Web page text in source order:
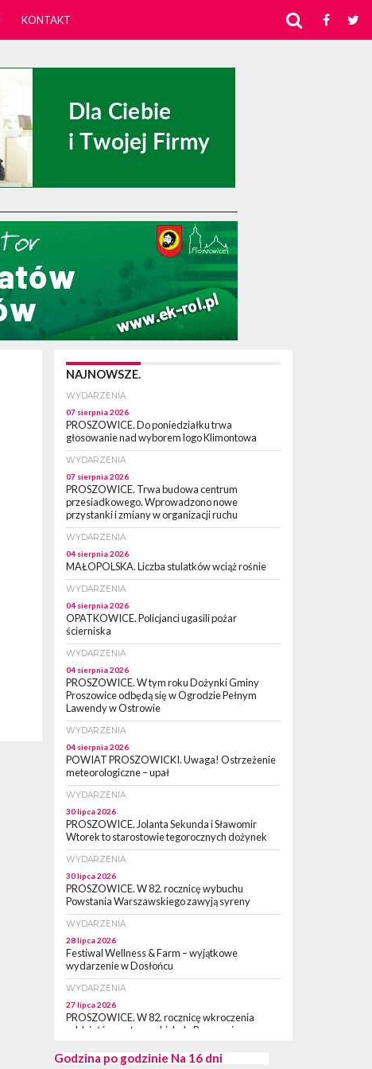
KONTAKT
NAJNOWSZE.
WYDARZENIA
07 sierpnia 2026
PROSZOWICE. Do poniedziałku trwa
głosowanie nad wyborem logo Klimontowa
WYDARZENIA
07 sierpnia 2026
PROSZOWICE. Trwa budowa centrum
przesiadkowego. Wprowadzono nowe
przystanki i zmiany w organizacji ruchu
WYDARZENIA
04 sierpnia 2026
MAŁOPOLSKA. Liczba stulatków wciąż rośnie
WYDARZENIA
04 sierpnia 2026
OPATKOWICE. Policjanci ugasili pożar
ścierniska
WYDARZENIA
04 sierpnia 2026
PROSZOWICE. W tym roku Dożynki Gminy
Proszowice odbędą się w Ogrodzie Pełnym
Lawendy w Ostrowie
WYDARZENIA
04 sierpnia 2026
POWIAT PROSZOWICKI. Uwaga! Ostrzeżenie
meteorologiczne – upał
WYDARZENIA
30 lipca 2026
PROSZOWICE. Jolanta Sekunda i Sławomir
Wtorek to starostowie tegorocznych dożynek
WYDARZENIA
30 lipca 2026
PROSZOWICE. W 82. rocznicę wybuchu
Powstania Warszawskiego zawyją syreny
WYDARZENIA
28 lipca 2026
Festiwal Wellness & Farm – wyjątkowe
wydarzenie w Dosłońcu
WYDARZENIA
27 lipca 2026
PROSZOWICE. W 82. rocznicę wkroczenia
oddziałów partyzanckich do Proszowic,
Rzeczpospolitej Partyzanckiej 1944” [ZDJĘCIA]
Godzina po godzinie Na 16 dni